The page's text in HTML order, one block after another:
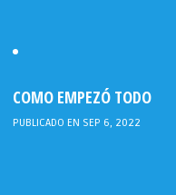
COMO EMPEZÓ TODO
PUBLICADO EN SEP 6, 2022